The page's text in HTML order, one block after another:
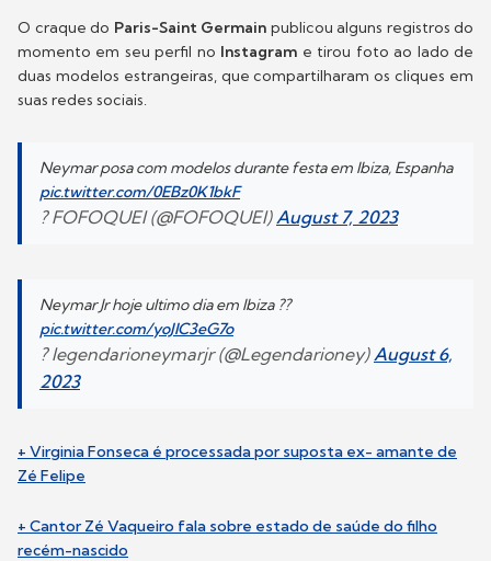
O craque do Paris-Saint Germain publicou alguns registros do
momento em seu perfil no Instagram e tirou foto ao lado de
duas modelos estrangeiras, que compartilharam os cliques em
suas redes sociais.
Neymar posa com modelos durante festa em Ibiza, Espanha
pic.twitter.com/0EBz0K1bkF
? FOFOQUEI (@FOFOQUEl)August 7, 2023
Neymar Jr hoje ultimo dia em Ibiza ??
pic.twitter.com/yoJIC3eG7o
? legendarioneymarjr (@Legendarioney)August 6,
2023
+ Virginia Fonseca é processada por suposta ex- amante de
Zé Felipe
+ Cantor Zé Vaqueiro fala sobre estado de saúde do filho
recém-nascido